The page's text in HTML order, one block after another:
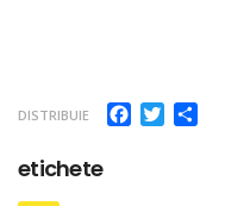
DISTRIBUIE Facebook
Twitter
etichete